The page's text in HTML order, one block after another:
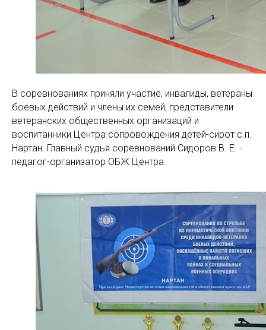
В соревнованиях приняли участие, инвалиды, ветераны
боевых действий и члены их семей, представители
ветеранских общественных организаций и
воспитанники Центра сопровождения детей-сирот с.п.
Нартан. Главный судья соревнований Сидоров В. Е. -
педагог-организатор ОБЖ Центра.